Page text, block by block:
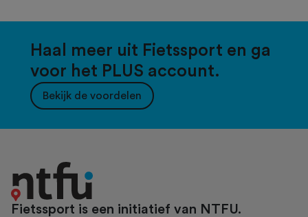
Haal meer uit Fietssport en ga
voor het PLUS account.
Bekijk de voordelen
Fietssport is een initiatief van NTFU.